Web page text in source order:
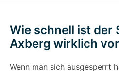
Wie schnell ist der
Axberg wirklich
Wenn man sich ausgesperrt